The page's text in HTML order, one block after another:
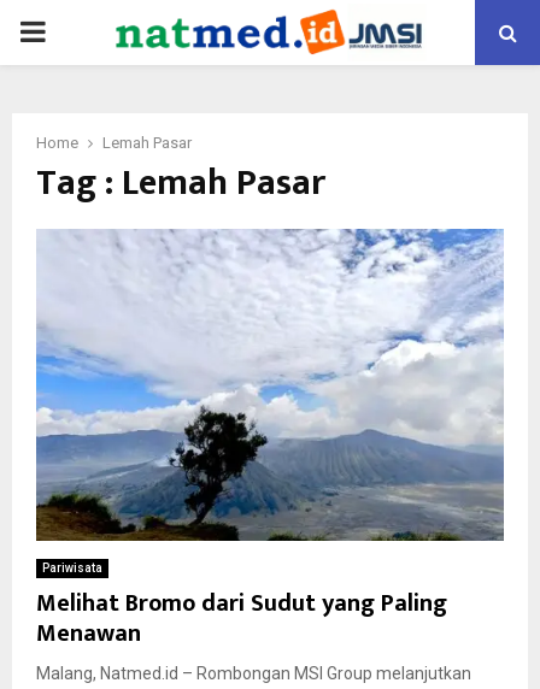
PRIMARY
Home Lemah Pasar
Tag : Lemah Pasar
Pariwisata
Melihat Bromo dari Sudut yang Paling
Menawan
Malang, Natmed.id – Rombongan MSI Group melanjutkan